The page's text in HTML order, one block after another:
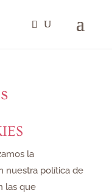
la
nuestra política de
las que